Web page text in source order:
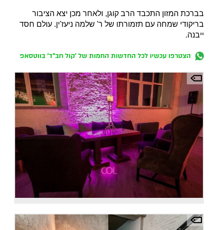
בברכת המזון התכבד הרב קוגן, ולאחר מכן יצא הציבור
בריקודי שמחה עם תזמורתו של ר' שלמה ניעז'ין. עולם חסד
ייבנה.
הצטרפו עכשיו לכל החדשות החמות של 'קול חב"ד' בווטסאפ